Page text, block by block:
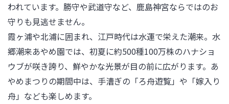
われています。勝守や武道守など、鹿島神宮ならではのお
守りも見逃せません。
霞ヶ浦や北浦に囲まれ、江戸時代は水運で栄えた潮来。水
郷潮来あやめ園では、初夏に約500種100万株のハナショ
ウブが咲き誇り、鮮やかな光景が目の前に広がります。あ
やめまつりの期間中は、手漕ぎの「ろ舟遊覧」や「嫁入り
舟」なども楽しめます。